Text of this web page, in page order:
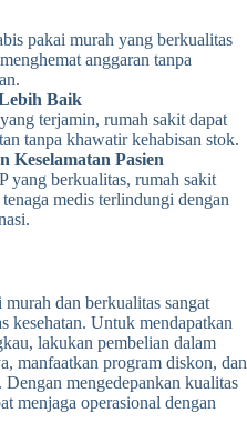
pakai murah yang berkualitas
anggaran tanpa
Baik
terjamin, rumah sakit dapat
tanpa khawatir kehabisan stok.
Keselamatan Pasien
yang berkualitas, rumah sakit
medis terlindungi dengan
dan berkualitas sangat
kesehatan. Untuk mendapatkan
lakukan pembelian dalam
manfaatkan program diskon, dan
mengedepankan kualitas
menjaga operasional dengan